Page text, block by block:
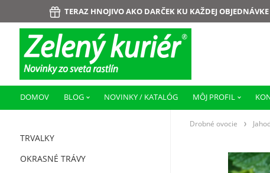
TERAZ HNOJIVO AKO DARČEK KU KAŽDEJ OBJEDNÁVKE
DOMOV BLOG NOVINKY / KATALÓG MÔJ PROFIL
TRVALKY
OKRASNÉ TRÁVY
Drobné ovocie